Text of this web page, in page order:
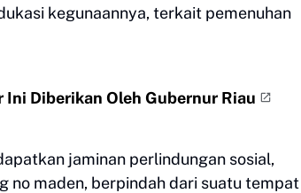
kegunaannya, terkait pemenuhan
Ini Diberikan Oleh Gubernur Riau
jaminan perlindungan sosial,
no maden, berpindah dari suatu tempat